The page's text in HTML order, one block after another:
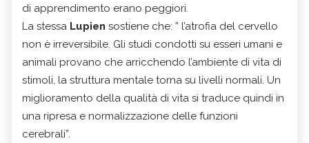
di apprendimento erano peggiori.
La stessa Lupien sostiene che: ” l’atrofia del cervello
non è irreversibile. Gli studi condotti su esseri umani e
animali provano che arricchendo l’ambiente di vita di
stimoli, la struttura mentale torna su livelli normali. Un
miglioramento della qualità di vita si traduce quindi in
una ripresa e normalizzazione delle funzioni
cerebrali”.